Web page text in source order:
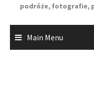
podróże, fotografie,
Main Menu